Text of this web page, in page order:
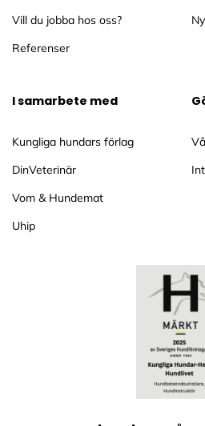
Vill du jobba hos oss?
Referenser
I samarbete med
Kungliga hundars förlag
DinVeterinär
Vom & Hundemat
Uhip